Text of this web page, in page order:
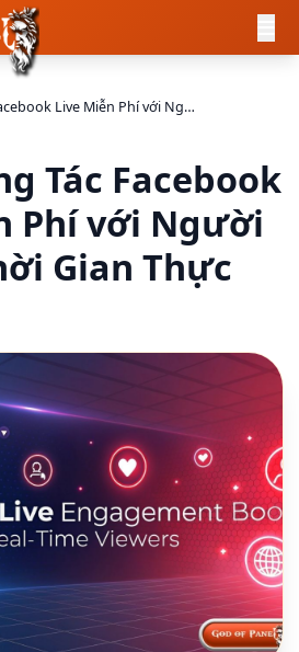
Tăng Tương Tác Facebook Live Miễn Phí với Người Xem Thời Gian Thực
Tác Facebook
Phí với Người
Gian Thực